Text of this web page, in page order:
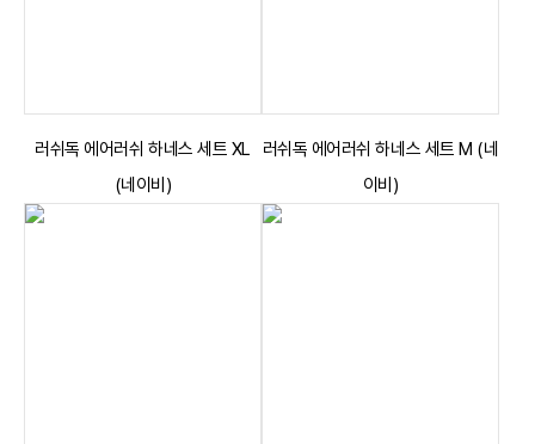
러쉬독 에어러쉬 하네스 세트 XL
(네이비)
러쉬독 에어러쉬 하네스 세트 M (네
이비)